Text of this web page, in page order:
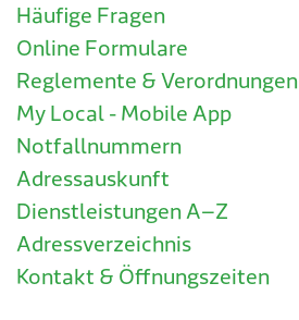
Häufige Fragen
Online Formulare
Reglemente & Verordnungen
My Local - Mobile App
Notfallnummern
Adressauskunft
Dienstleistungen A–Z
Adressverzeichnis
Kontakt & Öffnungszeiten